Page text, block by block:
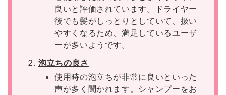
良いと評価されています。ドライヤー
後でも髪がしっとりとしていて、扱い
やすくなるため、満足しているユーザ
ーが多いようです。
泡立ちの良さ
使用時の泡立ちが非常に良いといった
声が多く聞かれます。シャンプーをお